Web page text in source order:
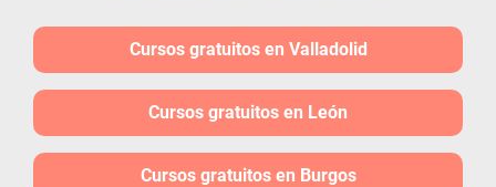
Cursos gratuitos en Valladolid
Cursos gratuitos en León
Cursos gratuitos en Burgos